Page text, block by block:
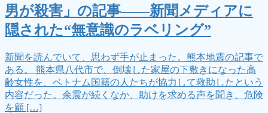
男が殺害」の記事――新聞メディアに
隠された“無意識のラベリング”
新聞を読んでいて、思わず手が止まった。熊本地震の記事で
ある。 熊本県八代市で、倒壊した家屋の下敷きになった高
齢女性を、ベトナム国籍の人たちが協力して救助したという
内容だった。余震が続くなか、助けを求める声を聞き、危険
を顧 […]